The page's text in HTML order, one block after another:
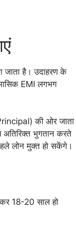
जाता है। उदाहरण के
EMI लगभग
की ओर जाता
भुगतान करते
लोन मुक्त हो सकेंगे।
18-20 साल हो